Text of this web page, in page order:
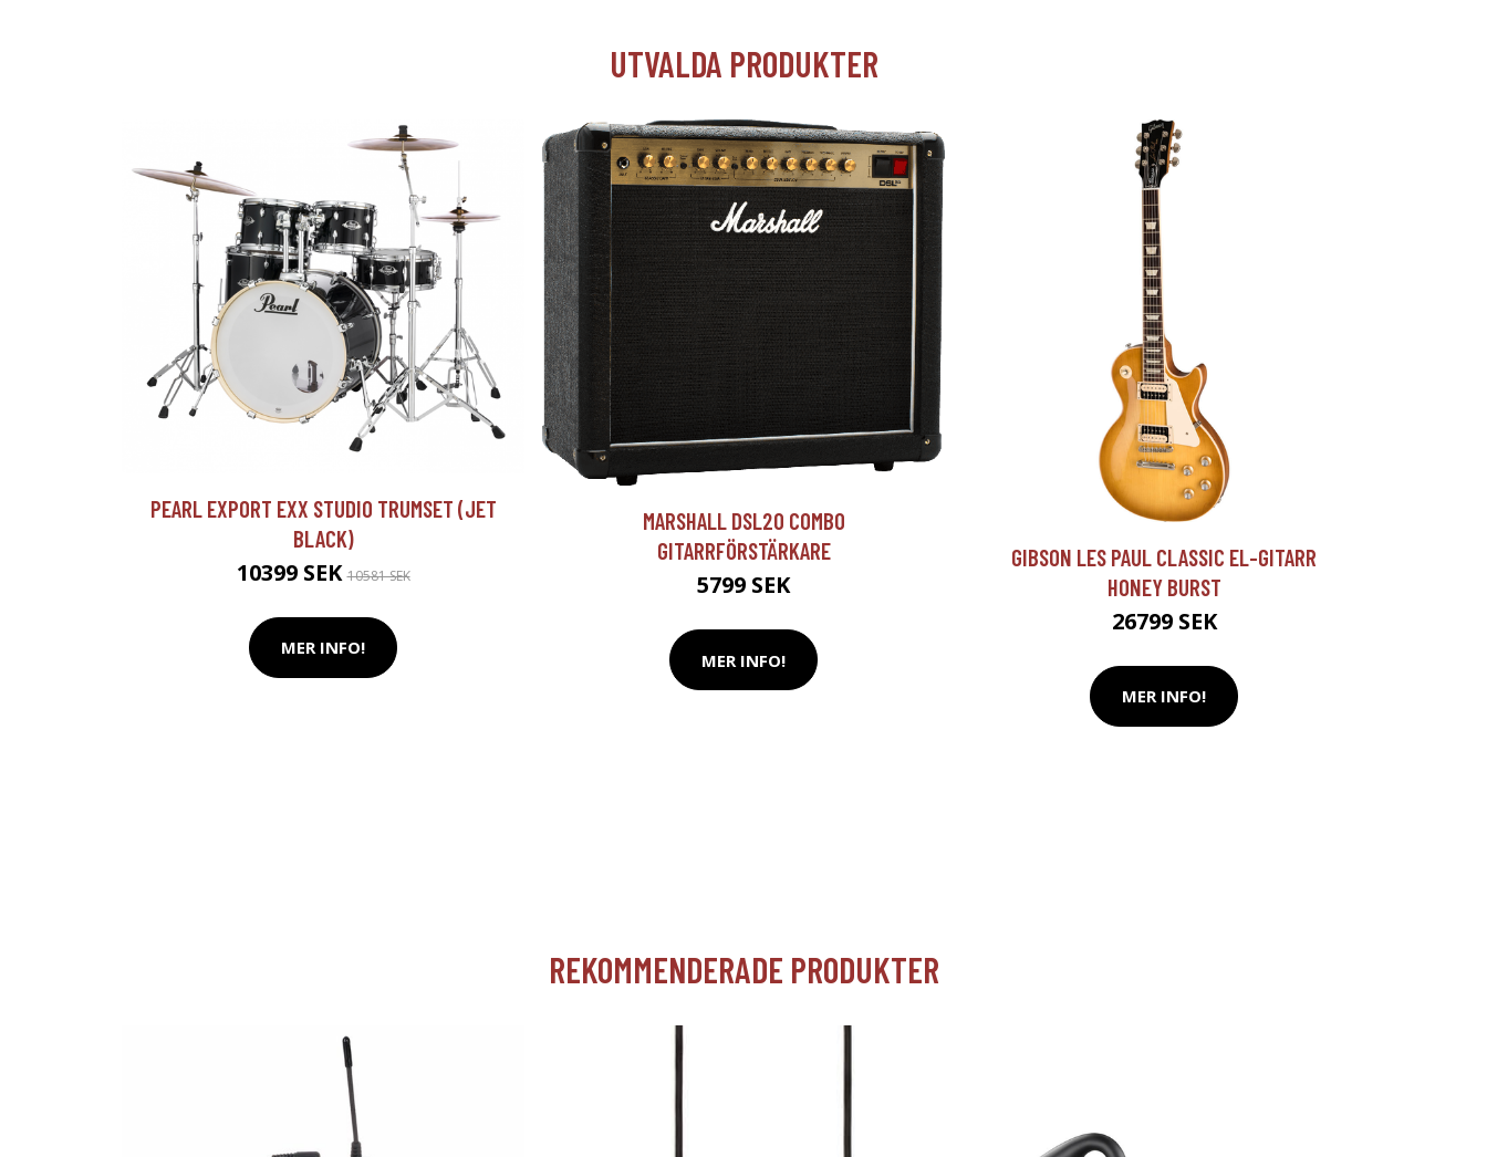
UTVALDA PRODUKTER
PEARL EXPORT EXX STUDIO TRUMSET (JET
BLACK)
10399 SEK10581 SEK
MER INFO!
MARSHALL DSL20 COMBO
GITARRFÖRSTÄRKARE
5799 SEK
MER INFO!
GIBSON LES PAUL CLASSIC EL-GITARR
HONEY BURST
26799 SEK
MER INFO!
REKOMMENDERADE PRODUKTER